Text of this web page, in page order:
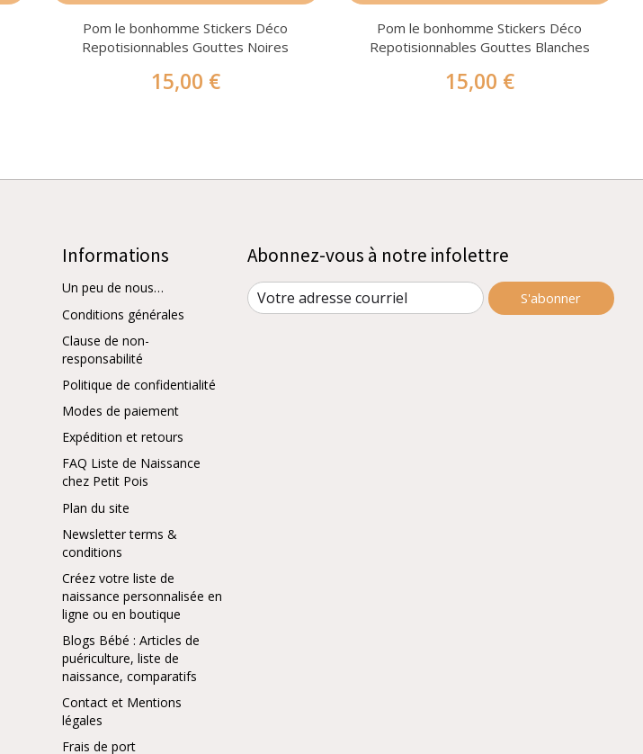
Pom le bonhomme Stickers Déco
Repotisionnables Gouttes Noires
15,00 €
Pom le bonhomme Stickers Déco
Repotisionnables Gouttes Blanches
15,00 €
Informations
Un peu de nous…
Conditions générales
Clause de non-
responsabilité
Politique de confidentialité
Modes de paiement
Expédition et retours
FAQ Liste de Naissance
chez Petit Pois
Plan du site
Newsletter terms &
conditions
Créez votre liste de
naissance personnalisée en
ligne ou en boutique
Blogs Bébé : Articles de
puériculture, liste de
naissance, comparatifs
Contact et Mentions
légales
Frais de port
Abonnez-vous à notre infolettre
S'abonner